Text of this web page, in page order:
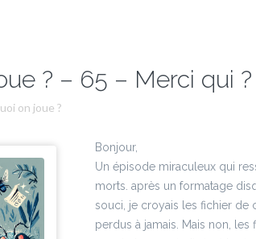
? – 65 – Merci qui ?
on joue ?
Bonjour,
Un épisode miraculeux qui
morts. après un formatage
souci, je croyais les fichier de
perdus à jamais. Mais non, les